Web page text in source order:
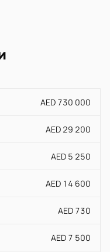
AED 730 000
AED 29 200
AED 5 250
AED 14 600
AED 730
AED 7 500